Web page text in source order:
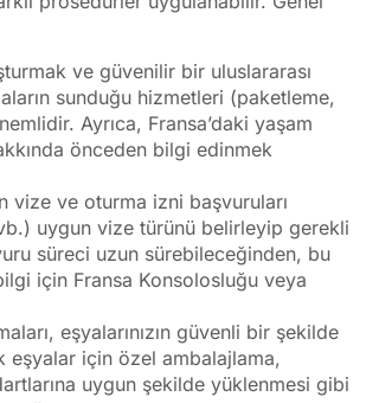
ve güvenilir bir uluslararası
sunduğu hizmetleri (paketleme,
Ayrıca, Fransa’daki yaşam
önceden bilgi edinmek
vize ve oturma izni başvuruları
uygun vize türünü belirleyip gerekli
süreci uzun sürebileceğinden, bu
için Fransa Konsolosluğu veya
eşyalarınızın güvenli bir şekilde
eşyalar için özel ambalajlama,
uygun şekilde yüklenmesi gibi